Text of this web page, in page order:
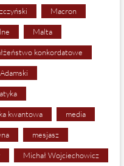
Macron
Malta
konkordatowe
kwantowa media
mesjasz
Michał Wojciechowicz